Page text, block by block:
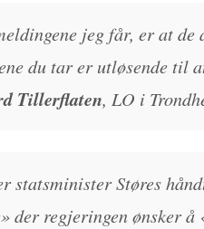
jeg får, er at de
du tar er utløsende til
Tillerflaten, LO i
statsminister Støres
der regjeringen ønsker å